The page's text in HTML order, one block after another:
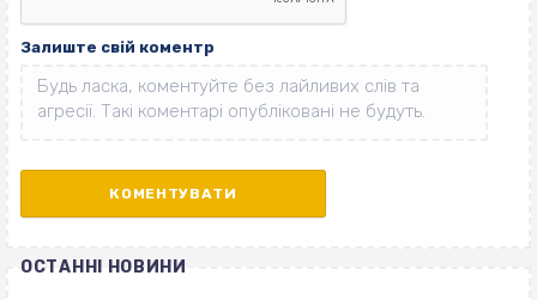
Залиште свій коментр
ОСТАННІ НОВИНИ